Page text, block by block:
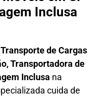
Inclusa
Transporte de Cargas
,Transportadora de
Inclusa na
cuida de